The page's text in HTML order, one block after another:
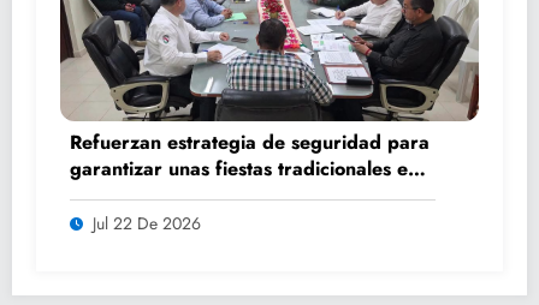
Refuerzan estrategia de seguridad para
garantizar unas fiestas tradicionales en
orden y tranquilidad
Jul 22 De 2026